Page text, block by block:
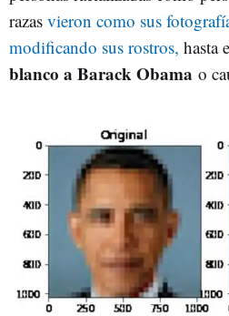
razas vieron como sus
modificando sus rostros, hasta
blanco a Barack Obama o